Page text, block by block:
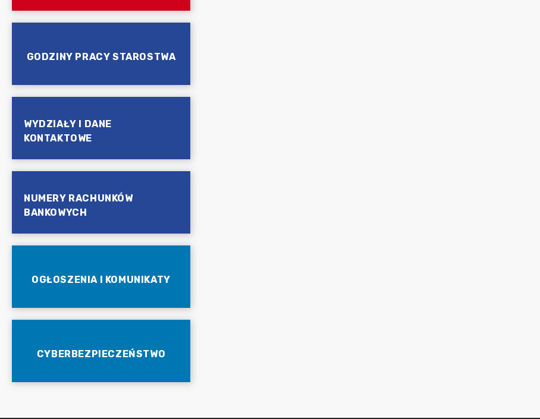
GODZINY PRACY STAROSTWA
WYDZIAŁY I DANE
KONTAKTOWE
NUMERY RACHUNKÓW
BANKOWYCH
OGŁOSZENIA I KOMUNIKATY
CYBERBEZPIECZEŃSTWO